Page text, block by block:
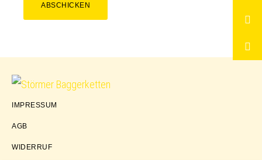
ABSCHICKEN
Störmer
IMPRESSUM
AGB
WIDERRUF